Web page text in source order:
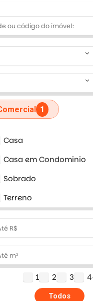
keyboard_arrow_down
keyboard_arrow_down
1
Casa
Casa em Condominio
Sobrado
Terreno
1 2 3
Todos